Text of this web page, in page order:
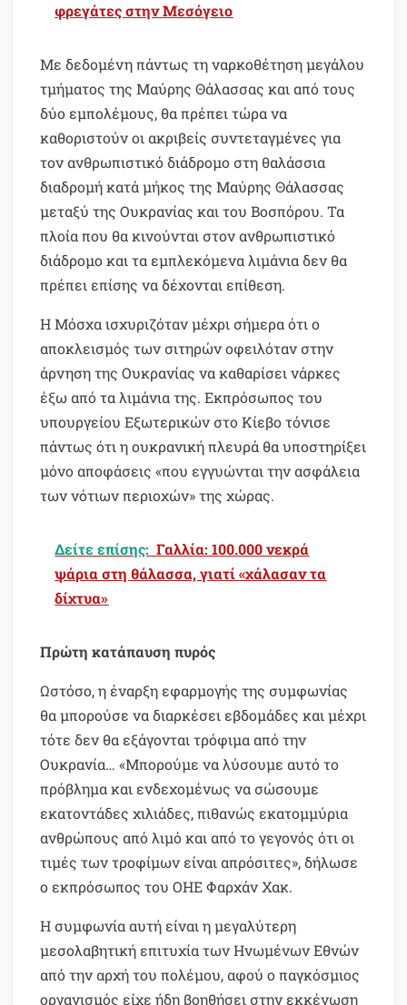
φρεγάτες στην Μεσόγειο
Με δεδομένη πάντως τη ναρκοθέτηση μεγάλου
τμήματος της Μαύρης Θάλασσας και από τους
δύο εμπολέμους, θα πρέπει τώρα να
καθοριστούν οι ακριβείς συντεταγμένες για
τον ανθρωπιστικό διάδρομο στη θαλάσσια
διαδρομή κατά μήκος της Μαύρης Θάλασσας
μεταξύ της Ουκρανίας και του Βοσπόρου. Τα
πλοία που θα κινούνται στον ανθρωπιστικό
διάδρομο και τα εμπλεκόμενα λιμάνια δεν θα
πρέπει επίσης να δέχονται επίθεση.
Η Μόσχα ισχυριζόταν μέχρι σήμερα ότι ο
αποκλεισμός των σιτηρών οφειλόταν στην
άρνηση της Ουκρανίας να καθαρίσει νάρκες
έξω από τα λιμάνια της. Εκπρόσωπος του
υπουργείου Εξωτερικών στο Κίεβο τόνισε
πάντως ότι η ουκρανική πλευρά θα υποστηρίξει
μόνο αποφάσεις «που εγγυώνται την ασφάλεια
των νότιων περιοχών» της χώρας.
Δείτε επίσης: Γαλλία: 100.000 νεκρά
ψάρια στη θάλασσα, γιατί «χάλασαν τα
δίχτυα»
Πρώτη κατάπαυση πυρός
Ωστόσο, η έναρξη εφαρμογής της συμφωνίας
θα μπορούσε να διαρκέσει εβδομάδες και μέχρι
τότε δεν θα εξάγονται τρόφιμα από την
Ουκρανία… «Μπορούμε να λύσουμε αυτό το
πρόβλημα και ενδεχομένως να σώσουμε
εκατοντάδες χιλιάδες, πιθανώς εκατομμύρια
ανθρώπους από λιμό και από το γεγονός ότι οι
τιμές των τροφίμων είναι απρόσιτες», δήλωσε
ο εκπρόσωπος του ΟΗΕ Φαρχάν Χακ.
Η συμφωνία αυτή είναι η μεγαλύτερη
μεσολαβητική επιτυχία των Ηνωμένων Εθνών
από την αρχή του πολέμου, αφού ο παγκόσμιος
οργανισμός είχε ήδη βοηθήσει στην εκκένωση